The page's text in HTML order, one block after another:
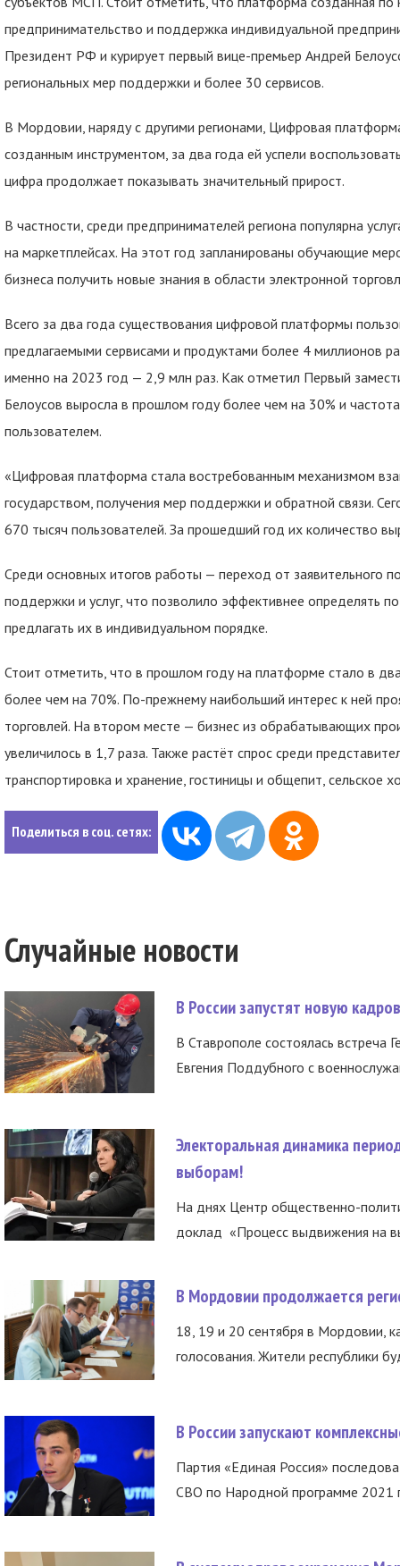
предпринимательство и поддержка индивидуальной
Президент РФ и курирует первый вице-премьер Андрей
региональных мер поддержки и более 30 сервисов.
В Мордовии, наряду с другими регионами, Цифровая
созданным инструментом, за два года ей успели
цифра продолжает показывать значительный прирост.
В частности, среди предпринимателей региона популярна
на маркетплейсах. На этот год запланированы обучающие
бизнеса получить новые знания в области электронной
Всего за два года существования цифровой платформы
предлагаемыми сервисами и продуктами более 4 миллионов
именно на 2023 год — 2,9 млн раз. Как отметил Первый
Белоусов выросла в прошлом году более чем на 30% и
пользователем.
«Цифровая платформа стала востребованным механизмом
государством, получения мер поддержки и обратной связи.
670 тысяч пользователей. За прошедший год их количество
Среди основных итогов работы — переход от заявительного
поддержки и услуг, что позволило эффективнее определять
предлагать их в индивидуальном порядке.
Стоит отметить, что в прошлом году на платформе стало в
более чем на 70%. По-прежнему наибольший интерес к ней
торговлей. На втором месте — бизнес из обрабатывающих
увеличилось в 1,7 раза. Также растёт спрос среди
транспортировка и хранение, гостиницы и общепит, сельское
Поделиться в соц. сетях:
Случайные новости
В России запустят новую
В Ставрополе состоялась встреча
Евгения Поддубного с
Электоральная динамика
выборам!
На днях Центр общественно-
доклад «Процесс выдвижения на
В Мордовии продолжается
18, 19 и 20 сентября в Мордовии,
голосования. Жители республики
В России запускают
Партия «Единая Россия»
СВО по Народной программе 2021